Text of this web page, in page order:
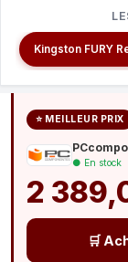
Kingston FURY
⭐ MEILLEUR PRIX
● En stock
2
🛒